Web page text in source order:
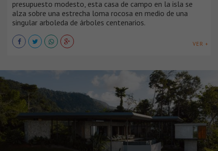
presupuesto modesto, esta casa de campo en la isla se
alza sobre una estrecha loma rocosa en medio de una
singular arboleda de árboles centenarios.
VER +